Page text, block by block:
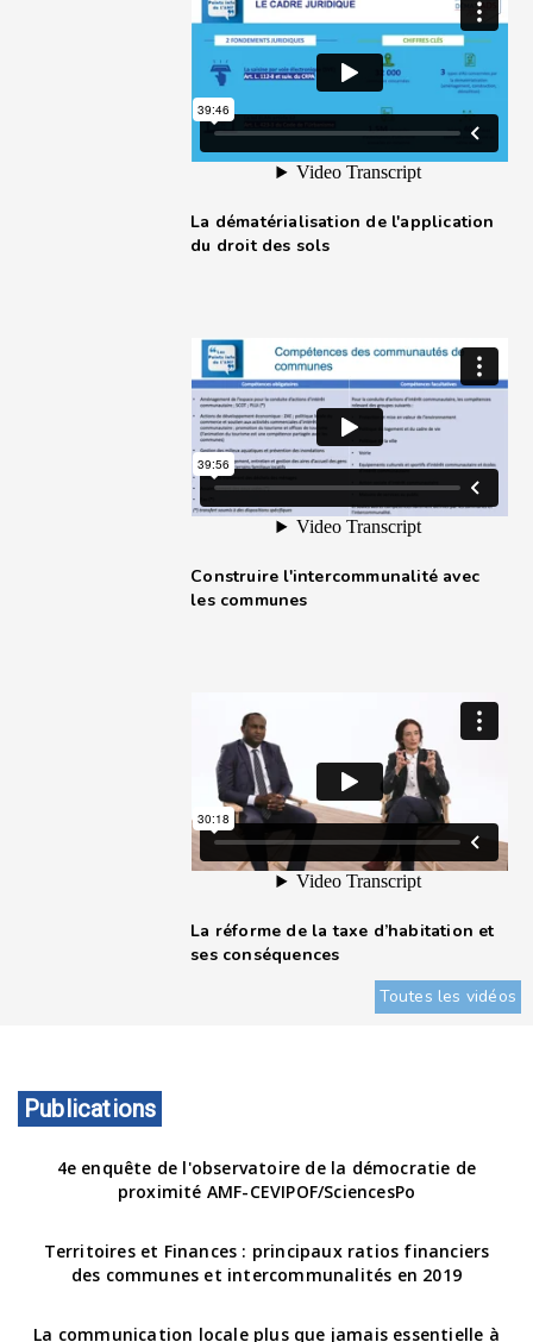
La dématérialisation de l'application
du droit des sols
Construire l'intercommunalité avec
les communes
La réforme de la taxe d’habitation et
ses conséquences
Toutes les vidéos
Publications
4e enquête de l'observatoire de la démocratie de
proximité AMF-CEVIPOF/SciencesPo
Territoires et Finances : principaux ratios financiers
des communes et intercommunalités en 2019
La communication locale plus que jamais essentielle à